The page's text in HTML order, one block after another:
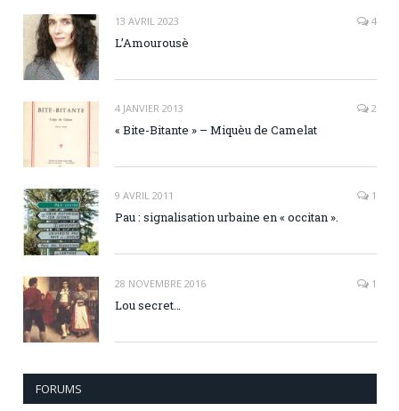
13 AVRIL 2023 4
L’Amourousè
4 JANVIER 2013 2
« Bite-Bitante » – Miquèu de Camelat
9 AVRIL 2011 1
Pau : signalisation urbaine en « occitan ».
28 NOVEMBRE 2016 1
Lou secret…
FORUMS